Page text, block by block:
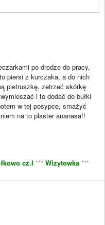
po drodze do pracy,
piersi z kurczaka, a do nich
pietruszkę, zetrzeć skórkę
i to dodać do bułki
w tej posypce, smażyć
na to plaster ananasa!!
cz.I *** Wizytowka ***